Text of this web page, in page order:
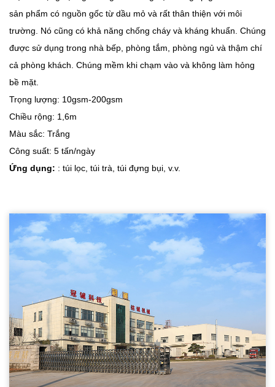
sản phẩm có nguồn gốc từ dầu mỏ và rất thân thiện với môi
trường. Nó cũng có khả năng chống cháy và kháng khuẩn. Chúng
được sử dụng trong nhà bếp, phòng tắm, phòng ngủ và thậm chí
cả phòng khách. Chúng mềm khi chạm vào và không làm hỏng
bề mặt.
Trọng lượng: 10gsm-200gsm
Chiều rộng: 1,6m
Màu sắc: Trắng
Công suất: 5 tấn/ngày
Ứng dụng: : túi lọc, túi trà, túi đựng bụi, v.v.